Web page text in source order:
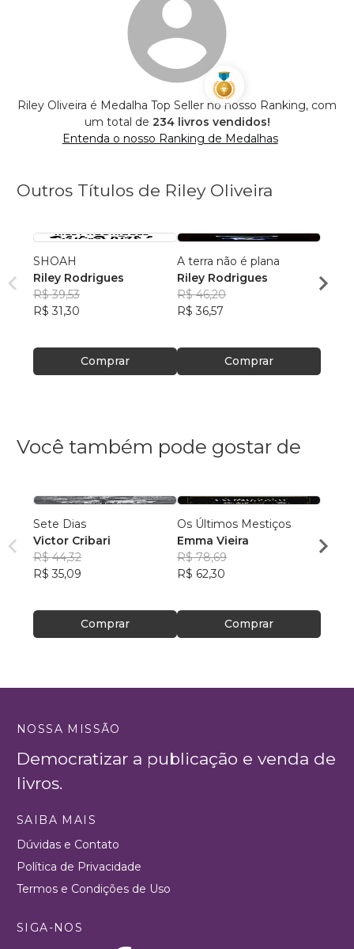
Riley Oliveira é Medalha Top Seller no nosso Ranking, com
um total de 234 livros vendidos!
Entenda o nosso Ranking de Medalhas
Outros Títulos de Riley Oliveira
SHOAH
Riley Rodrigues
R$ 39,53
R$ 31,30
Comprar
A terra não é plana
Riley Rodrigues
R$ 46,20
R$ 36,57
Comprar
Riley
Você também pode gostar de
Sete Dias
Victor Cribari
R$ 44,32
R$ 35,09
Comprar
Os Últimos Mestiços
Emma Vieira
R$ 78,69
R$ 62,30
Comprar
R$
NOSSA MISSÃO
Democratizar a publicação e venda de
livros.
SAIBA MAIS
Dúvidas e Contato
Política de Privacidade
Termos e Condições de Uso
SIGA-NOS